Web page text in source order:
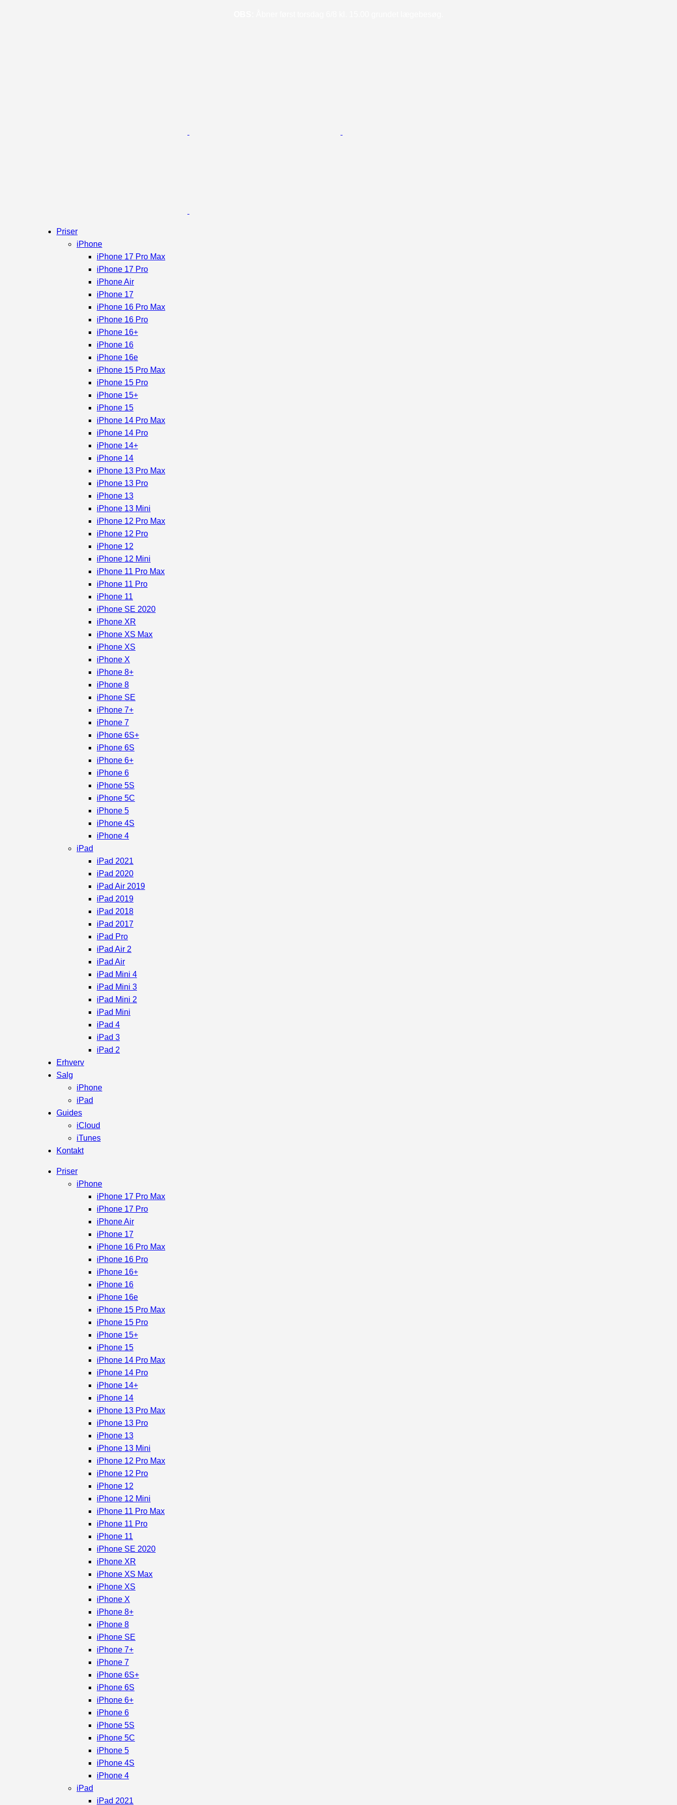
Priser
iPhone
iPhone 17 Pro Max
iPhone 17 Pro
iPhone Air
iPhone 17
iPhone 16 Pro Max
iPhone 16 Pro
iPhone 16+
iPhone 16
iPhone 16e
iPhone 15 Pro Max
iPhone 15 Pro
iPhone 15+
iPhone 15
iPhone 14 Pro Max
iPhone 14 Pro
iPhone 14+
iPhone 14
iPhone 13 Pro Max
iPhone 13 Pro
iPhone 13
iPhone 13 Mini
iPhone 12 Pro Max
iPhone 12 Pro
iPhone 12
iPhone 12 Mini
iPhone 11 Pro Max
iPhone 11 Pro
iPhone 11
iPhone SE 2020
iPhone XR
iPhone XS Max
iPhone XS
iPhone X
iPhone 8+
iPhone 8
iPhone SE
iPhone 7+
iPhone 7
iPhone 6S+
iPhone 6S
iPhone 6+
iPhone 6
iPhone 5S
iPhone 5C
iPhone 5
iPhone 4S
iPhone 4
iPad
iPad 2021
iPad 2020
iPad Air 2019
iPad 2019
iPad 2018
iPad 2017
iPad Pro
iPad Air 2
iPad Air
iPad Mini 4
iPad Mini 3
iPad Mini 2
iPad Mini
iPad 4
iPad 3
iPad 2
Erhverv
Salg
iPhone
iPad
Guides
iCloud
iTunes
Kontakt
Priser
iPhone
iPhone 17 Pro Max
iPhone 17 Pro
iPhone Air
iPhone 17
iPhone 16 Pro Max
iPhone 16 Pro
iPhone 16+
iPhone 16
iPhone 16e
iPhone 15 Pro Max
iPhone 15 Pro
iPhone 15+
iPhone 15
iPhone 14 Pro Max
iPhone 14 Pro
iPhone 14+
iPhone 14
iPhone 13 Pro Max
iPhone 13 Pro
iPhone 13
iPhone 13 Mini
iPhone 12 Pro Max
iPhone 12 Pro
iPhone 12
iPhone 12 Mini
iPhone 11 Pro Max
iPhone 11 Pro
iPhone 11
iPhone SE 2020
iPhone XR
iPhone XS Max
iPhone XS
iPhone X
iPhone 8+
iPhone 8
iPhone SE
iPhone 7+
iPhone 7
iPhone 6S+
iPhone 6S
iPhone 6+
iPhone 6
iPhone 5S
iPhone 5C
iPhone 5
iPhone 4S
iPhone 4
iPad
iPad 2021